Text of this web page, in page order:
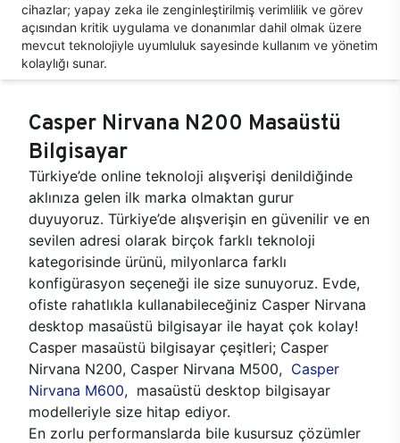
cihazlar; yapay zeka ile zenginleştirilmiş verimlilik ve görev
açısından kritik uygulama ve donanımlar dahil olmak üzere
mevcut teknolojiyle uyumluluk sayesinde kullanım ve yönetim
kolaylığı sunar.
Casper Nirvana N200 Masaüstü
Bilgisayar
Türkiye’de online teknoloji alışverişi denildiğinde
aklınıza gelen ilk marka olmaktan gurur
duyuyoruz. Türkiye’de alışverişin en güvenilir ve en
sevilen adresi olarak birçok farklı teknoloji
kategorisinde ürünü, milyonlarca farklı
konfigürasyon seçeneği ile size sunuyoruz. Evde,
ofiste rahatlıkla kullanabileceğiniz Casper Nirvana
desktop masaüstü bilgisayar ile hayat çok kolay!
Casper masaüstü bilgisayar çeşitleri; Casper
Nirvana N200, Casper Nirvana M500, Casper
Nirvana M600, masaüstü desktop bilgisayar
modelleriyle size hitap ediyor.
En zorlu performanslarda bile kusursuz çözümler